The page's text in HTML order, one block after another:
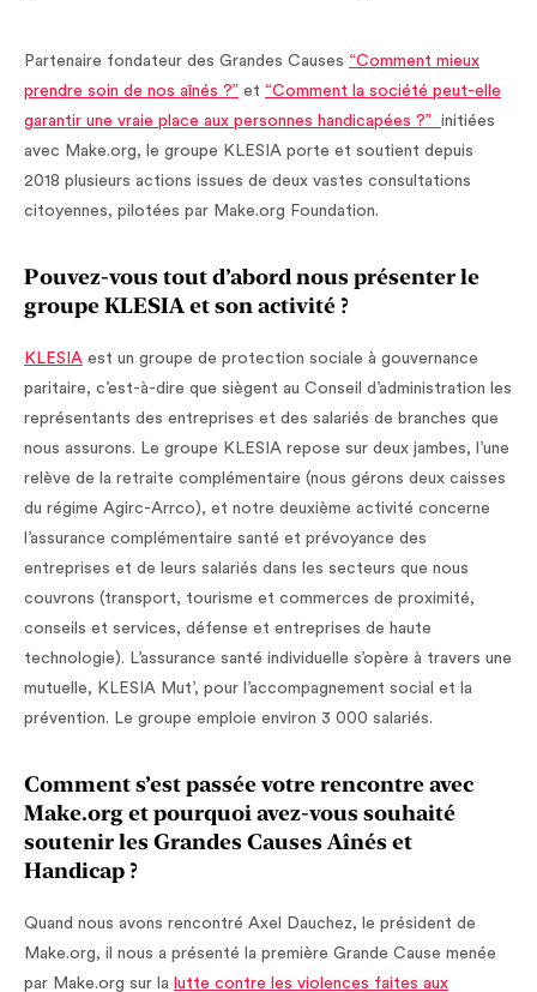
Partenaire fondateur des Grandes Causes “Comment mieux
prendre soin de nos aînés ?” et “Comment la société peut-elle
garantir une vraie place aux personnes handicapées ?” initiées
avec Make.org, le groupe KLESIA porte et soutient depuis
2018 plusieurs actions issues de deux vastes consultations
citoyennes, pilotées par Make.org Foundation.
Pouvez-vous tout d’abord nous présenter le
groupe KLESIA et son activité ?
KLESIA est un groupe de protection sociale à gouvernance
paritaire, c’est-à-dire que siègent au Conseil d’administration les
représentants des entreprises et des salariés de branches que
nous assurons. Le groupe KLESIA repose sur deux jambes, l’une
relève de la retraite complémentaire (nous gérons deux caisses
du régime Agirc-Arrco), et notre deuxième activité concerne
l’assurance complémentaire santé et prévoyance des
entreprises et de leurs salariés dans les secteurs que nous
couvrons (transport, tourisme et commerces de proximité,
conseils et services, défense et entreprises de haute
technologie). L’assurance santé individuelle s’opère à travers une
mutuelle, KLESIA Mut’, pour l’accompagnement social et la
prévention. Le groupe emploie environ 3 000 salariés.
Comment s’est passée votre rencontre avec
Make.org et pourquoi avez-vous souhaité
soutenir les Grandes Causes Aînés et
Handicap ?
Quand nous avons rencontré Axel Dauchez, le président de
Make.org, il nous a présenté la première Grande Cause menée
par Make.org sur la lutte contre les violences faites aux